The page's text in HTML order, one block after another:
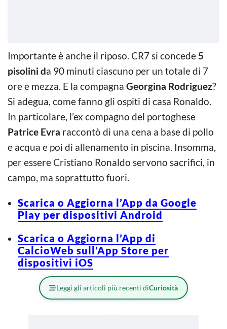
Importante è anche il riposo. CR7 si concede 5
pisolini da 90 minuti ciascuno per un totale di 7
ore e mezza. E la compagna Georgina Rodriguez?
Si adegua, come fanno gli ospiti di casa Ronaldo.
In particolare, l’ex compagno del portoghese
Patrice Evra raccontò di una cena a base di pollo
e acqua e poi di allenamento in piscina. Insomma,
per essere Cristiano Ronaldo servono sacrifici, in
campo, ma soprattutto fuori.
Scarica o Aggiorna l’App da Google
Play per dispositivi Android
Scarica o Aggiorna l’App di
CalcioWeb sull’App Store per
dispositivi iOS
Leggi gli articoli più recenti diCuriosità